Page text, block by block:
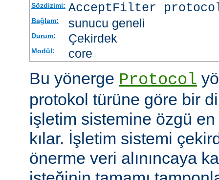
Sözdizimi: AcceptFilter
Bağlam: sunucu geneli
Durum: Çekirdek
Modül: core
Bu yönerge Protocol
protokol türüne göre bir
işletim sistemine özgü
kılar. İşletim sistemi
önerme veri alınıncaya